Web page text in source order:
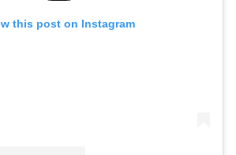
this post on Instagram